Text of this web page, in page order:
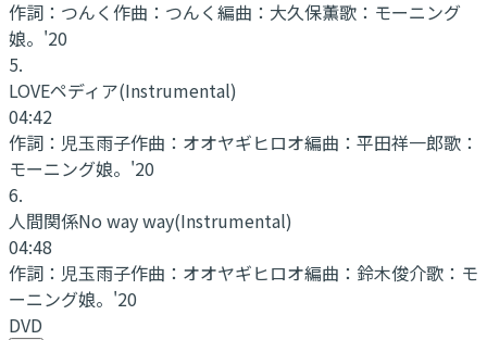
作詞： つんく作曲： つんく編曲： 大久保薫歌： モーニング
娘。'20
5.
LOVEペディア(Instrumental)
04:42
作詞： 児玉雨子作曲： オオヤギヒロオ編曲： 平田祥一郎歌：
モーニング娘。'20
6.
人間関係No way way(Instrumental)
04:48
作詞： 児玉雨子作曲： オオヤギヒロオ編曲： 鈴木俊介歌： モ
ーニング娘。'20
DVD